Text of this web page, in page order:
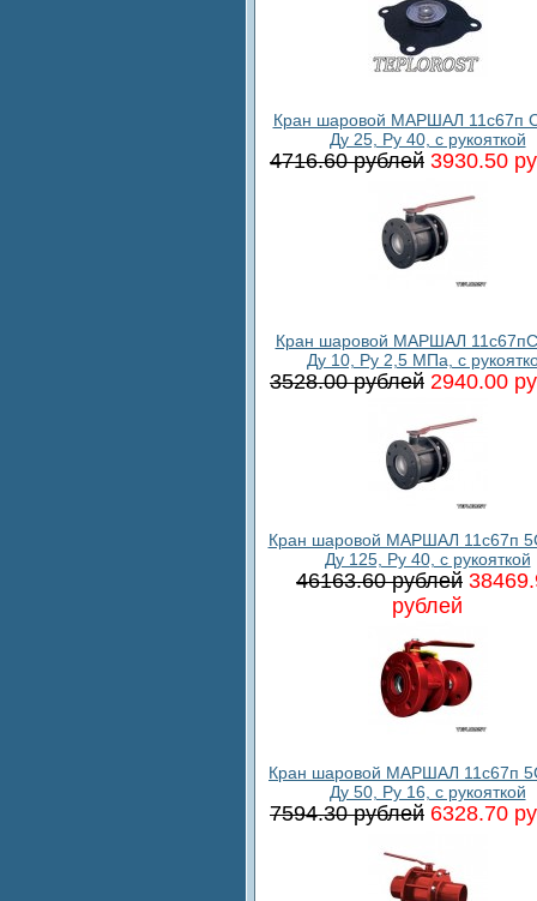
Кран шаровой МАРШАЛ 11с67п
Ду 25, Ру 40, с рукояткой
4716.60 рублей 3930.50
Кран шаровой МАРШАЛ
Ду 10, Ру 2,5 МПа, с
3528.00 рублей 2940.00
Кран шаровой МАРШАЛ 11с67п
Ду 125, Ру 40, с рукояткой
46163.60 рублей
рублей
Кран шаровой МАРШАЛ 11с67п
Ду 50, Ру 16, с рукояткой
7594.30 рублей 6328.70